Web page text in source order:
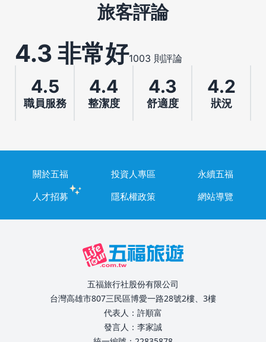
旅客評論
4.3 非常好1003 則評論
4.5
職員服務
4.4
整潔度
4.3
舒適度
4.2
狀況
關於五福 投資人專區
永續五福
人才招募
隱私權政策 網站導覽
五福旅行社股份有限公司
台灣高雄市807三民區博愛一路28號2樓、3樓
代表人：許順富
發言人：李家誠